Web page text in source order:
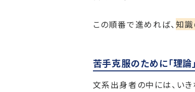
この順番で進めれば、知識
苦手克服のために「理論
文系出身者の中には、い